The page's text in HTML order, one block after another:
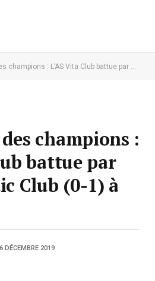
: L’AS Vita Club battue par Raja Athlétic Club (0-1) à Kinshasa
champions :
battue par
Club (0-1) à
6 DÉCEMBRE 2019